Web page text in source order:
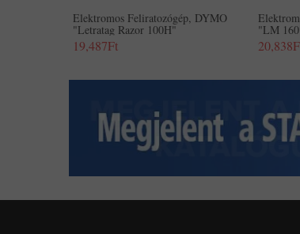
Elektromos Feliratozógép, DYMO
"Letratag Razor 100H"
19,487Ft
"LM